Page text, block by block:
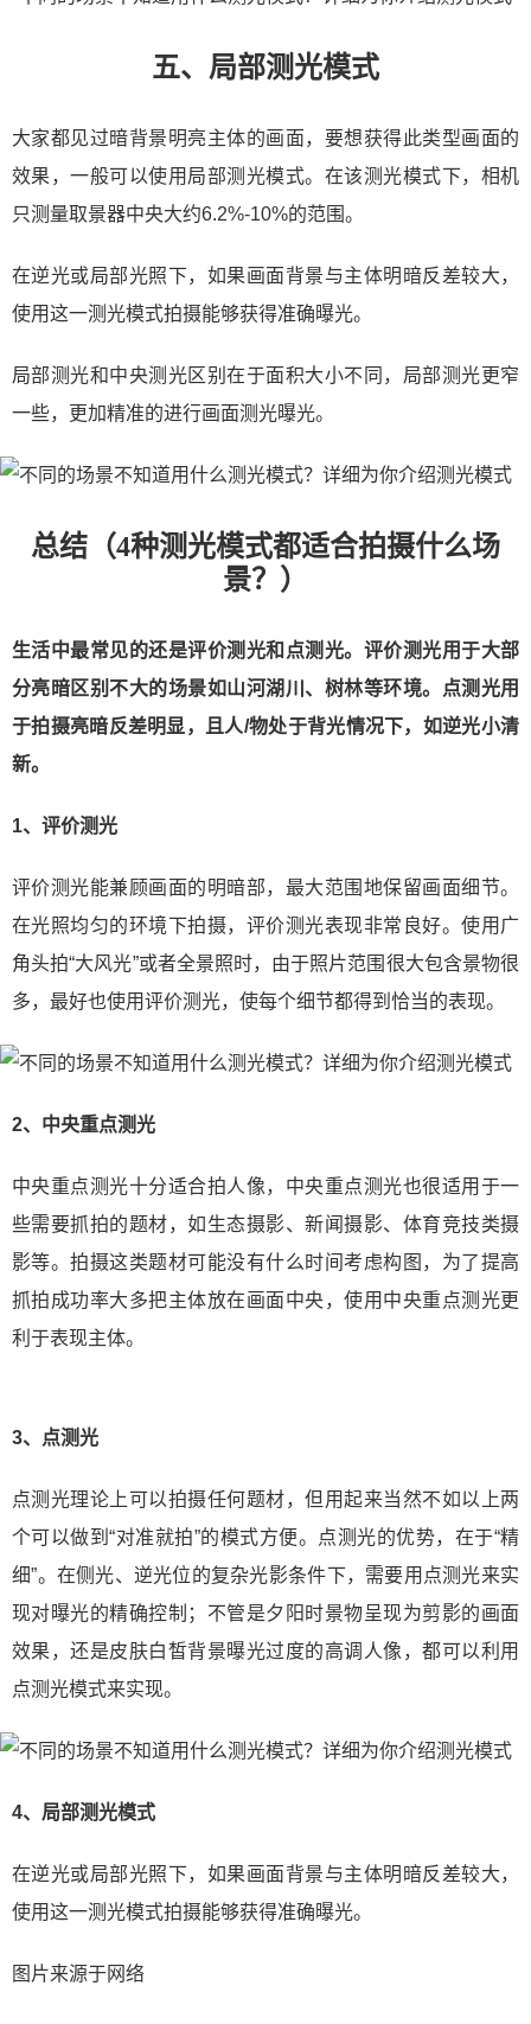
五、局部测光模式
大家都见过暗背景明亮主体的画面，要想获得此类型画面的
效果，一般可以使用局部测光模式。在该测光模式下，相机
只测量取景器中央大约6.2%-10%的范围。
在逆光或局部光照下，如果画面背景与主体明暗反差较大，
使用这一测光模式拍摄能够获得准确曝光。
局部测光和中央测光区别在于面积大小不同，局部测光更窄
一些，更加精准的进行画面测光曝光。
总结（4种测光模式都适合拍摄什么场
景？）
生活中最常见的还是评价测光和点测光。评价测光用于大部
分亮暗区别不大的场景如山河湖川、树林等环境。点测光用
于拍摄亮暗反差明显，且人/物处于背光情况下，如逆光小清
新。
1、评价测光
评价测光能兼顾画面的明暗部，最大范围地保留画面细节。
在光照均匀的环境下拍摄，评价测光表现非常良好。使用广
角头拍“大风光”或者全景照时，由于照片范围很大包含景物很
多，最好也使用评价测光，使每个细节都得到恰当的表现。
2、中央重点测光
中央重点测光十分适合拍人像，中央重点测光也很适用于一
些需要抓拍的题材，如生态摄影、新闻摄影、体育竞技类摄
影等。拍摄这类题材可能没有什么时间考虑构图，为了提高
抓拍成功率大多把主体放在画面中央，使用中央重点测光更
利于表现主体。
3、点测光
点测光理论上可以拍摄任何题材，但用起来当然不如以上两
个可以做到“对准就拍”的模式方便。点测光的优势，在于“精
细”。在侧光、逆光位的复杂光影条件下，需要用点测光来实
现对曝光的精确控制；不管是夕阳时景物呈现为剪影的画面
效果，还是皮肤白皙背景曝光过度的高调人像，都可以利用
点测光模式来实现。
4、局部测光模式
在逆光或局部光照下，如果画面背景与主体明暗反差较大，
使用这一测光模式拍摄能够获得准确曝光。
图片来源于网络